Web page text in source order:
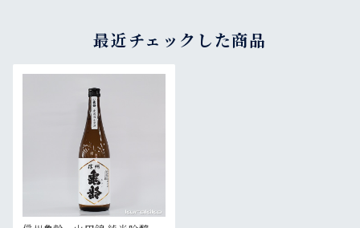
最近チェックした商品